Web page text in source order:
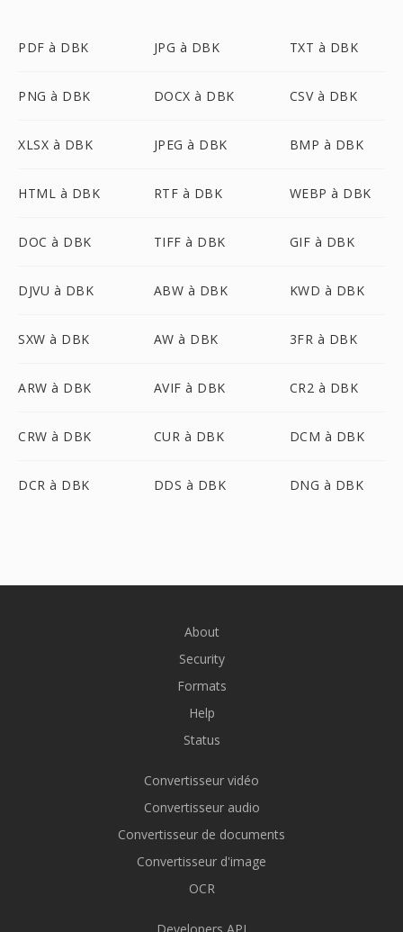
PDF à DBK JPG à DBK TXT à DBK
PNG à DBK DOCX à DBK CSV à DBK
XLSX à DBK JPEG à DBK BMP à DBK
HTML à DBK RTF à DBK WEBP à DBK
DOC à DBK TIFF à DBK GIF à DBK
DJVU à DBK ABW à DBK KWD à DBK
SXW à DBK AW à DBK 3FR à DBK
ARW à DBK AVIF à DBK CR2 à DBK
CRW à DBK CUR à DBK DCM à DBK
DCR à DBK DDS à DBK DNG à DBK
About
Security
Formats
Help
Status
Convertisseur vidéo
Convertisseur audio
Convertisseur de documents
Convertisseur d'image
OCR